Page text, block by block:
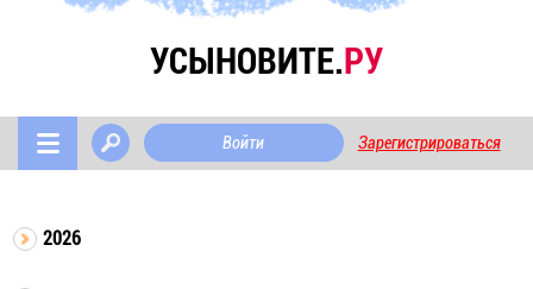
УСЫНОВИТЕ.РУ
Войти Зарегистрироваться
2026